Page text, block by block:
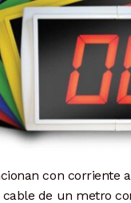
con corriente
de un metro